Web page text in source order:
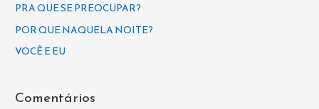
p
o
:
PRA QUE SE PREOCUPAR?
POR QUE NAQUELA NOITE?
VOCÊ E EU
Comentários